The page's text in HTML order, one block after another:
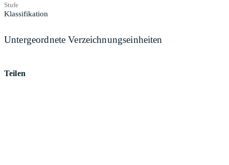
Stufe
Klassifikation
Untergeordnete Verzeichnungseinheiten
Teilen